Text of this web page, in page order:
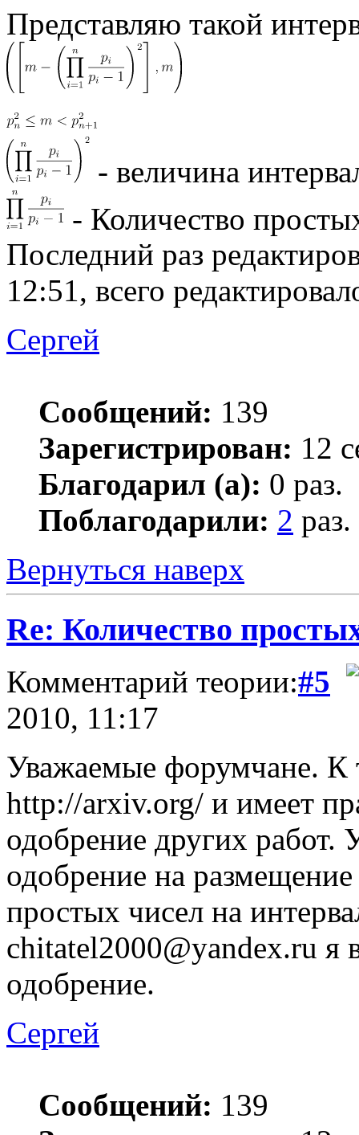
Представляю такой
- величина
- Количество
Последний раз
12:51, всего
Сергей
Сообщений: 139
Зарегистрирован: 12
Благодарил (а): 0 раз.
Поблагодарили: 2 раз.
Вернуться наверх
Re: Количество
Комментарий теории:#5
2010, 11:17
Уважаемые форумчане. К
http://arxiv.org/ и имеет
одобрение других работ.
одобрение на
простых чисел на
chitatel2000@yandex.ru я
одобрение.
Сергей
Сообщений: 139